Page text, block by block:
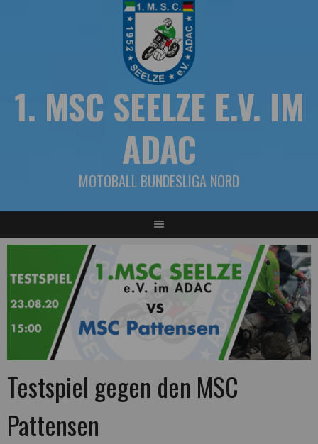
1. MSC SEELZE E.V. IM
ADAC
MOTOBALL BUNDESLIGA NORD
Testspiel gegen den MSC
Pattensen